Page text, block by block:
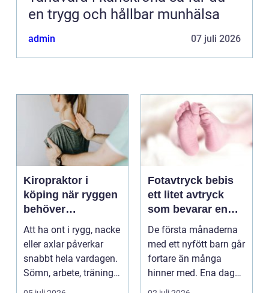
en trygg och hållbar munhälsa
admin 07 juli 2026
Kiropraktor i
köping när ryggen
behöver
professionell hjälp
Att ha ont i rygg, nacke
eller axlar påverkar
snabbt hela vardagen.
Sömn, arbete, träning
och humör ...
Fotavtryck bebis
ett litet avtryck
som bevarar en
stor stund
De första månaderna
med ett nyfött barn går
fortare än många
hinner med. Ena dagen
ryms hela foten i...